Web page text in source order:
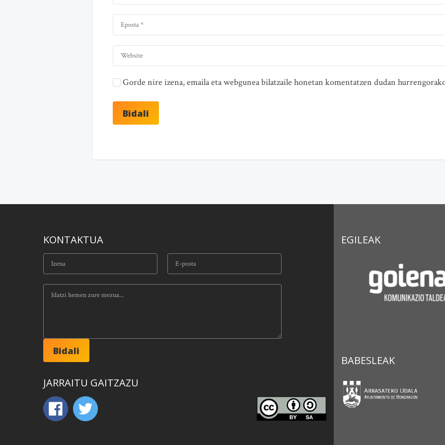
Gorde nire izena, emaila eta webgunea bilatzaile honetan komentatzen dudan
KONTAKTUA
JARRAITU GAITZAZU
EGILEAK
BABESLEAK